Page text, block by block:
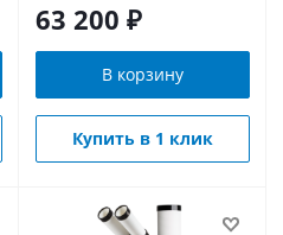
63 200 ₽
В корзину
Купить в 1 клик